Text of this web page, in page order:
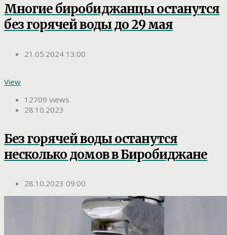
Многие биробиджанцы останутся
без горячей воды до 29 мая
21.05.2024 13:00
View
12709 views
28.10.2023
Без горячей воды останутся
несколько домов в Биробиджане
28.10.2023 09:00